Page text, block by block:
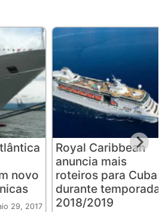
novo
29, 2017
Royal Caribbean
anuncia mais
roteiros para Cuba
durante temporada
2018/2019